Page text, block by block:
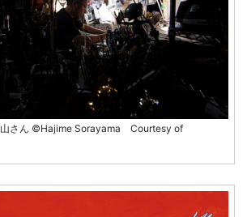
山さん ©Hajime Sorayama Courtesy of